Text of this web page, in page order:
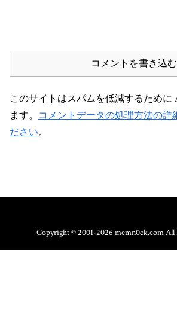
コメントを書き込む
このサイトはスパムを低減するために
ます。 コメントデータの処理方法の詳
ださい。
Copyright © 2001-2026 memn0ck.com All